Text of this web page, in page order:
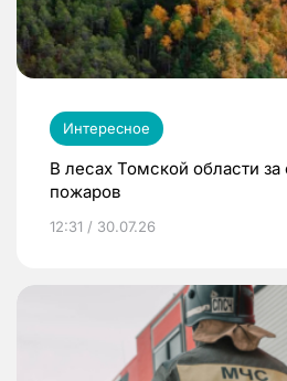
Интересное
В лесах Томской области за
пожаров
12:31 / 30.07.26